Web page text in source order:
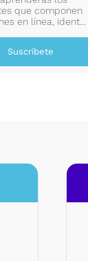
que componen
en línea, ident...
Suscríbete